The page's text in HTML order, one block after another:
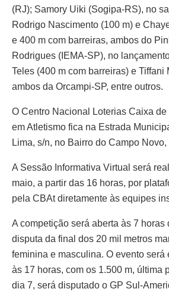
(RJ); Samory Uiki (Sogipa-RS), no
Rodrigo Nascimento (100 m) e
e 400 m com barreiras, ambos do
Rodrigues (IEMA-SP), no
Teles (400 m com barreiras) e Tiffani
ambos da Orcampi-SP, entre outros.
O Centro Nacional Loterias Caixa
em Atletismo fica na Estrada
Lima, s/n, no Bairro do Campo
A Sessão Informativa Virtual será
maio, a partir das 16 horas, por
pela CBAt diretamente às equipes
A competição será aberta às 7 horas
disputa da final dos 20 mil metros
feminina e masculina. O evento será
às 17 horas, com os 1.500 m, última
dia 7, será disputado o GP Sul-